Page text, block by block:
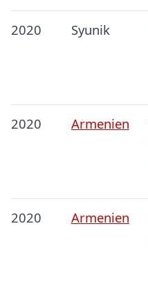
2020 Syunik
2020 Armenien
2020 Armenien